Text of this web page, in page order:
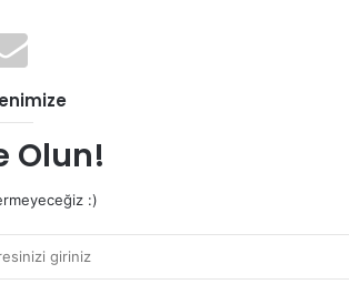
Olun!
:)